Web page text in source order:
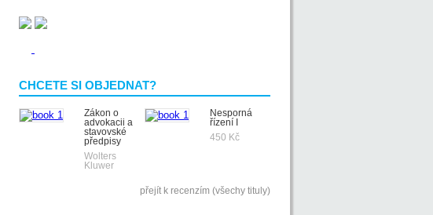
CHCETE SI OBJEDNAT?
Zákon o
advokacii a
stavovské
předpisy
Wolters
Kluwer
Nesporná
řízení I
450 Kč
přejít k recenzím (všechy tituly)